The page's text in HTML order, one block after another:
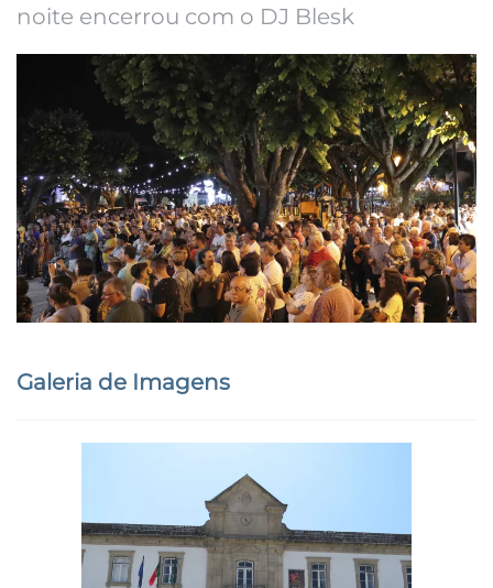
noite encerrou com o DJ Blesk
Galeria de Imagens